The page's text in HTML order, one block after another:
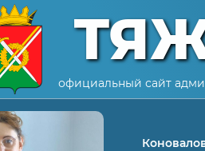
официальный сайт